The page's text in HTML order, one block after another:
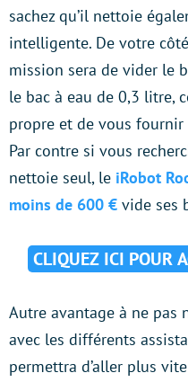
sachez qu’il nettoie
intelligente. De votre
mission sera de vider le
le bac à eau de 0,3 litre,
propre et de vous
Par contre si vous
nettoie seul, le iRobot
moins de 600 € vide ses
CLIQUEZ ICI POUR
Autre avantage à ne pas
avec les différents
permettra d’aller plus